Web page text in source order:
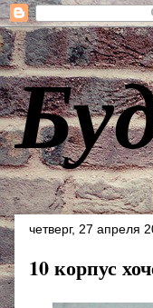
четверг, 27 апреля
10 корпус